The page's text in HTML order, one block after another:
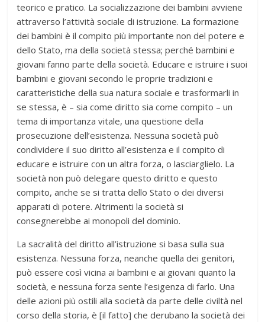
teorico e pratico. La socializzazione dei bambini avviene
attraverso l’attività sociale di istruzione. La formazione
dei bambini è il compito più importante non del potere e
dello Stato, ma della società stessa; perché bambini e
giovani fanno parte della società. Educare e istruire i suoi
bambini e giovani secondo le proprie tradizioni e
caratteristiche della sua natura sociale e trasformarli in
se stessa, è – sia come diritto sia come compito – un
tema di importanza vitale, una questione della
prosecuzione dell’esistenza. Nessuna società può
condividere il suo diritto all’esistenza e il compito di
educare e istruire con un altra forza, o lasciarglielo. La
società non può delegare questo diritto e questo
compito, anche se si tratta dello Stato o dei diversi
apparati di potere. Altrimenti la società si
consegnerebbe ai monopoli del dominio.
La sacralità del diritto all’istruzione si basa sulla sua
esistenza. Nessuna forza, neanche quella dei genitori,
può essere così vicina ai bambini e ai giovani quanto la
società, e nessuna forza sente l’esigenza di farlo. Una
delle azioni più ostili alla società da parte delle civiltà nel
corso della storia, è [il fatto] che derubano la società dei